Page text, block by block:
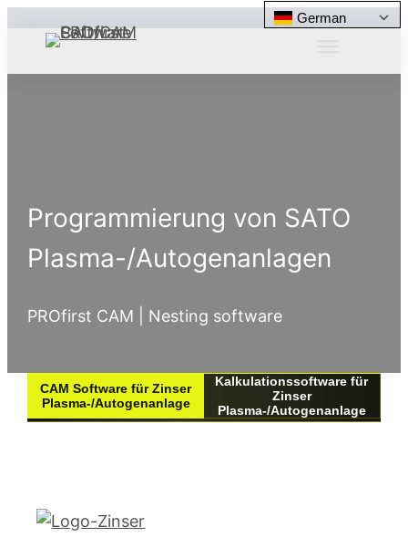
German
Programmierung von SATO
Plasma-/Autogenanlagen
PROfirst CAM | Nesting software
CAM Software für Zinser
Plasma-/Autogenanlage
Kalkulationssoftware für
Zinser
Plasma-/Autogenanlage